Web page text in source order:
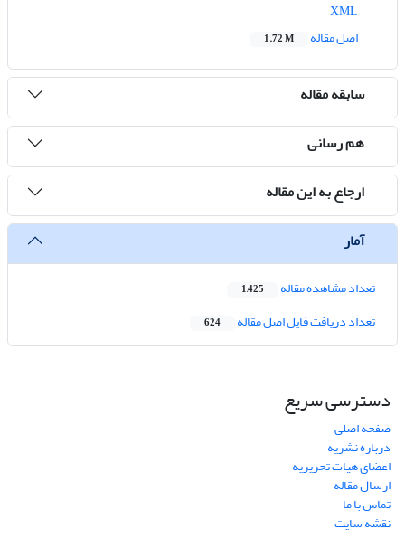
اصل مقاله
1.72 M
سابقه مقاله
هم رسانی
ارجاع به این مقاله
آمار
تعداد مشاهده مقاله 1,425
تعداد دریافت فایل اصل مقاله 624
دسترسی سریع
صفحه اصلی
درباره نشریه
اعضای هیات تحریریه
ارسال مقاله
تماس با ما
نقشه سایت